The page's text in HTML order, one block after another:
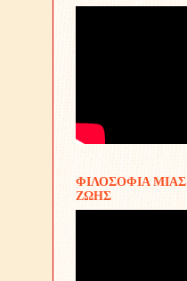
ΦΙΛΟΣΟΦΙΑ ΜΙΑΣ
ΖΩΗΣ